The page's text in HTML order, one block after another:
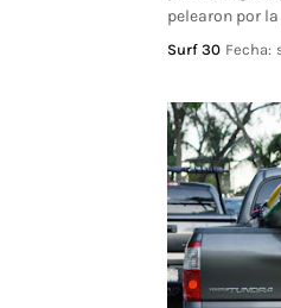
pelearon por
Surf 30 Fecha: